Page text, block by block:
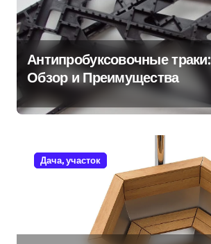
Антипробуксовочные траки:
Обзор и Преимущества
Дача, участок